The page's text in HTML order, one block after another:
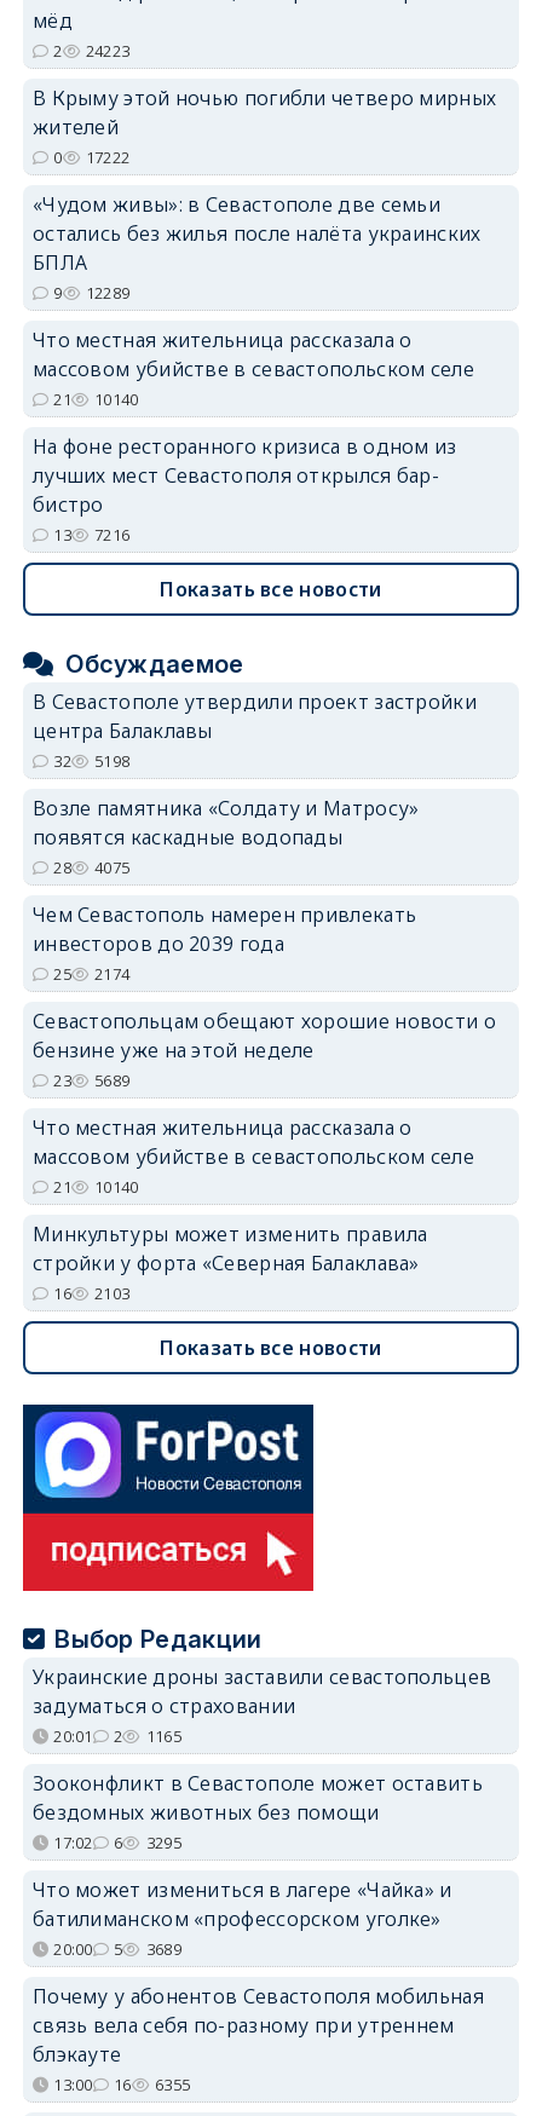
мёд
2 24223
В Крыму этой ночью погибли четверо мирных
жителей
0 17222
«Чудом живы»: в Севастополе две семьи
остались без жилья после налёта украинских
БПЛА
9 12289
Что местная жительница рассказала о
массовом убийстве в севастопольском селе
21 10140
На фоне ресторанного кризиса в одном из
лучших мест Севастополя открылся бар-
бистро
13 7216
Показать все новости
Обсуждаемое
В Севастополе утвердили проект застройки
центра Балаклавы
32 5198
Возле памятника «Солдату и Матросу»
появятся каскадные водопады
28 4075
Чем Севастополь намерен привлекать
инвесторов до 2039 года
25 2174
Севастопольцам обещают хорошие новости о
бензине уже на этой неделе
23 5689
Что местная жительница рассказала о
массовом убийстве в севастопольском селе
21 10140
Минкультуры может изменить правила
стройки у форта «Северная Балаклава»
16 2103
Показать все новости
Выбор Редакции
Украинские дроны заставили севастопольцев
задуматься о страховании
20:01 2 1165
Зооконфликт в Севастополе может оставить
бездомных животных без помощи
17:02 6 3295
Что может измениться в лагере «Чайка» и
батилиманском «профессорском уголке»
20:00 5 3689
Почему у абонентов Севастополя мобильная
связь вела себя по-разному при утреннем
блэкауте
13:00 16 6355